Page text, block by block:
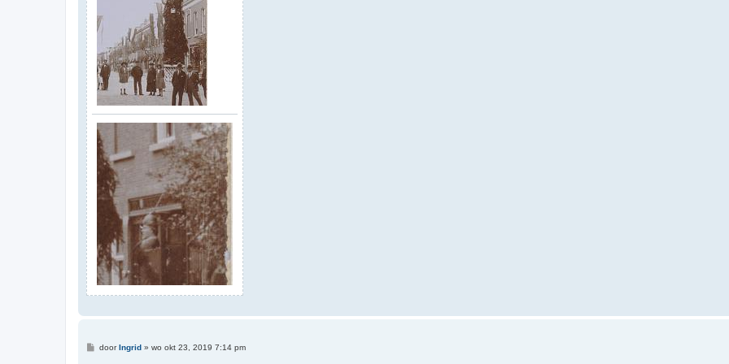
BdoorIngrid» wo okt 23, 2019 7:14 pm